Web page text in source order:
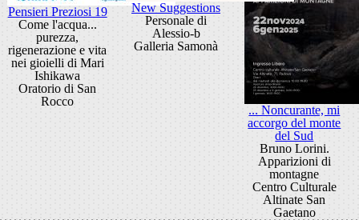
Pensieri Preziosi 19
Come l'acqua...
purezza,
rigenerazione e vita
nei gioielli di Mari
Ishikawa
Oratorio di San
Rocco
... Noncurante, mi
accorgo del monte
del Sud
Bruno Lorini.
Apparizioni di
montagne
Centro Culturale
Altinate San
Gaetano
New Suggestions
Personale di
Alessio-b
Galleria Samonà